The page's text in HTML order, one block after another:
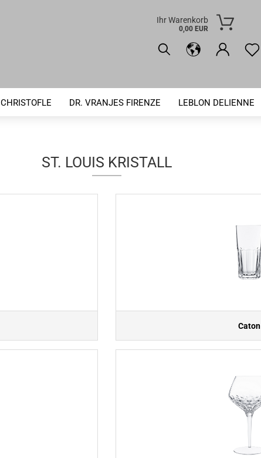
Ihr Warenkorb
0,00 EUR
CHRISTOFLE DR. VRANJES FIRENZE LEBLON DELIENNE
ST. LOUIS KRISTALL
Caton